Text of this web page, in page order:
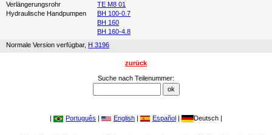
Verlängerungsrohr
TE M8 01
Hydraulische Handpumpen
BH 100-0.7
BH 160
BH 160-4.8
Normale Version verfügbar, H 3196
zurück
Suche nach Teilenummer:
| Português | English | Español | Deutsch |